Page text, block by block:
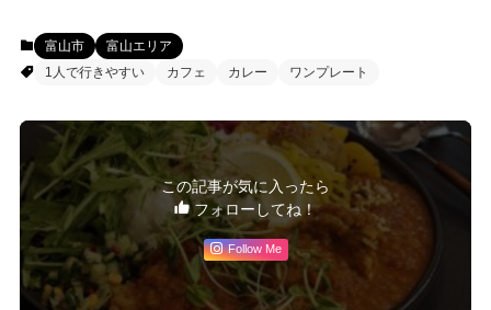
富山市
富山エリア
1人で行きやすい
カフェ カレー ワンプレート
この記事が気に入ったら
フォローしてね！
Follow Me